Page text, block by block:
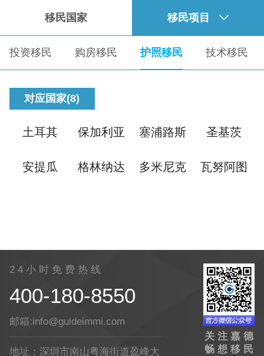
移民国家 移民项目
投资移民 购房移民 护照移民 技术移民
对应国家(8)
土耳其 保加利亚 塞浦路斯 圣基茨
安提瓜 格林纳达 多米尼克 瓦努阿图
2 4 小 时 免 费 热 线
400-180-8550
邮箱:info@guideimmi.com
地址：深圳市南山粤海街道盈峰大
关 注 嘉 德
畅 想 移 民